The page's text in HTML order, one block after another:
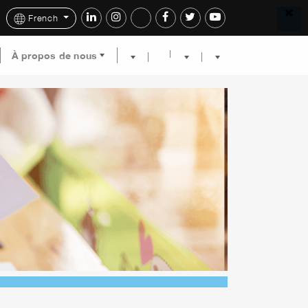
French
À propos de nous